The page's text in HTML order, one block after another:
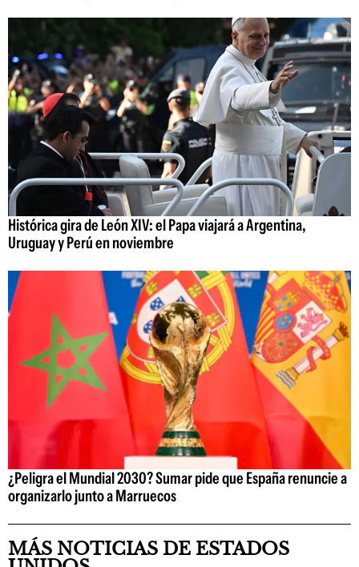
Histórica gira de León XIV: el Papa viajará a Argentina,
Uruguay y Perú en noviembre
¿Peligra el Mundial 2030? Sumar pide que España renuncie a
organizarlo junto a Marruecos
MÁS NOTICIAS DE ESTADOS